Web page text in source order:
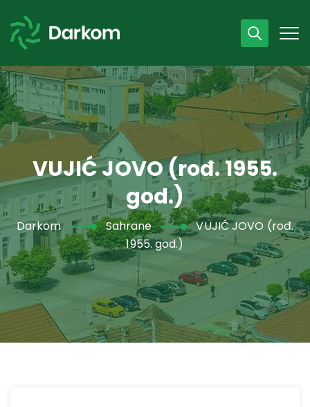
Radno vrijeme
07 - 15 h
043 /440 750
VUJIĆ JOVO (rođ. 1955.
god.)
Darkom Sahrane
VUJIĆ JOVO (rođ.
1955. god.)